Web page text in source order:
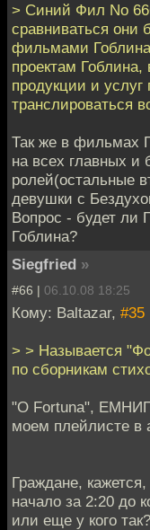
> Синий Фил No
сравниваться они
фильмами
проектам
продукции и
транслироваться
Так же в фильмах
на всех главных и
ролей(остальные
девушки с
Вопрос - будет ли
Гоблина?
Siegfried »
#66 | 06.10.08 18:25
Кому: Baltazar, #35
> > Называется
по сборникам
"O Fortuna",
моем плейлисте в
Граждане,
начало за 2:20 до
или еще у кого так?